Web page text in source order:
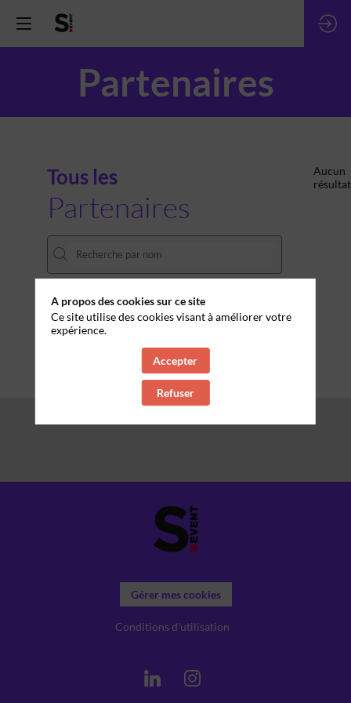
Partenaires
Tous les
Partenaires
THÈMES
Aucun
résultat
Gérer mes cookies
Conditions d'utilisation
A propos des cookies sur ce site
Ce site utilise des cookies visant à améliorer votre
expérience.
Accepter
Refuser